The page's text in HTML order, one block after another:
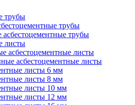
трубы
трубы
асбестоцементные трубы
листы
асбестоцементные листы
асбестоцементные листы
листы 6 мм
листы 8 мм
листы 10 мм
листы 12 мм